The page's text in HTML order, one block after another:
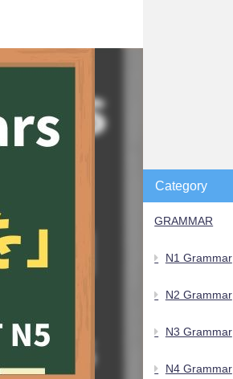
Category
GRAMMAR
N1 Grammar
N2 Grammar
N3 Grammar
N4 Grammar